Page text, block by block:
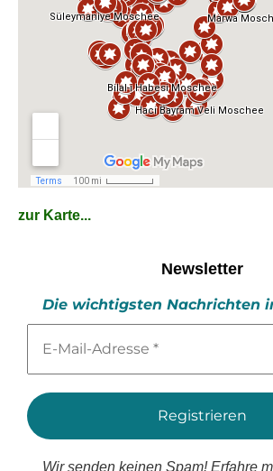
zur Karte...
Newsletter
Die wichtigsten Nachrichten
Mail-
*
Wir senden keinen Spam! Erfahre